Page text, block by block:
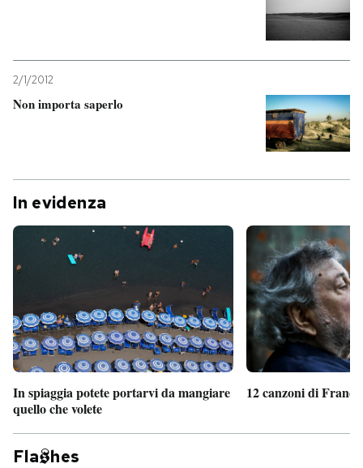
2/1/2012
Non importa saperlo
In evidenza
In spiaggia potete portarvi da mangiare
quello che volete
12 canzoni di
Fla hes